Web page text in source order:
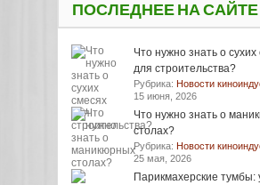
ПОСЛЕДНЕЕ НА САЙТЕ
Что нужно знать о сухих
для строительства?
Рубрика: Новости
15 июня, 2026
Что нужно знать о
столах?
Рубрика: Новости
25 мая, 2026
Парикмахерские тумбы: